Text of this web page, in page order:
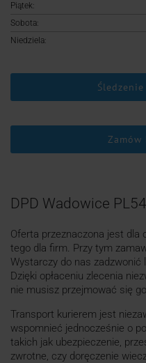
Piątek:
Sobota:
Niedziela:
Śledzenie
Zamów
DPD Wadowice
Oferta przeznaczona jest dla
tego dla firm. Przy tym
Wystarczy do nas zadzwonić
Dzięki opłaceniu zlecenia
nie musisz przejmować się
Transport kurierem jest
wspomnieć jednocześnie o
takich jak ubezpieczenie,
zwrotne, czy doręczenie